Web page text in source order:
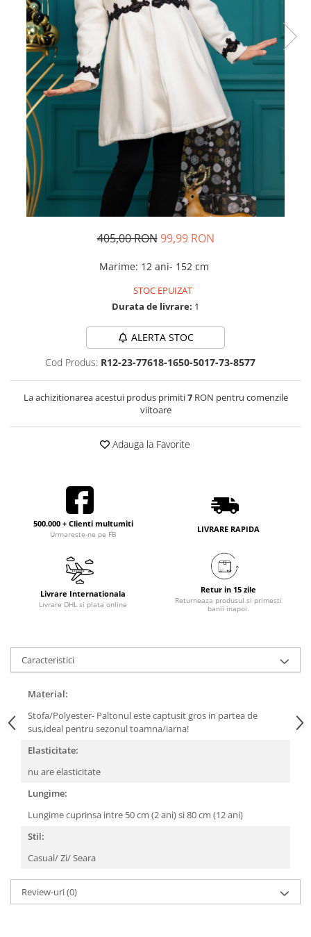
Rochii din dantela
Rochii din tafta
Rochii cu paiete
Rochii din tul
Rochii din catifea
Rochii din Barbie/Bistrech
Rochii din saten
Rochii voal
Rochii cu imprimeu
405,00 RON 99,99 RON
Marime: 12 ani- 152 cm
STOC EPUIZAT
Durata de livrare: 1
ALERTA STOC
Cod Produs: R12-23-77618-1650-5017-73-8577
La achizitionarea acestui produs primiti7RON pentru comenzile
viitoare
Adauga la Favorite
500.000 + Clienti multumiti
Urmareste-ne pe FB
LIVRARE RAPIDA
Livrare Internationala
Livrare DHL si plata online
Retur in 15 zile
Returneaza produsul si primesti
banii inapoi.
Caracteristici
Material:
Stofa/Polyester- Paltonul este captusit gros in partea de
sus,ideal pentru sezonul toamna/iarna!
Elasticitate:
nu are elasticitate
Lungime:
Lungime cuprinsa intre 50 cm (2 ani) si 80 cm (12 ani)
Stil:
Casual/ Zi/ Seara
Review-uri(0)